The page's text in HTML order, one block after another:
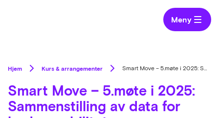
Meny
Hjem Kurs & arrangementer Smart Move – 5.møte i 2025: Sammenstilling av data for bedre mobilitet
Smart Move – 5.møte i 2025:
Sammenstilling av data for